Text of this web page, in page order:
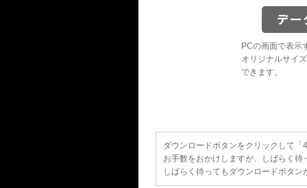
PCの画面で表示
オリジナルサイ
できます。
ダウンロードボタンをクリックして
お手数をおかけしますが、しばらく
しばらく待ってもダウンロードボタ